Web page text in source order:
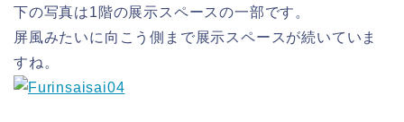
下の写真は1階の展示スペースの一部です。
屏風みたいに向こう側まで展示スペースが続いていま
すね。